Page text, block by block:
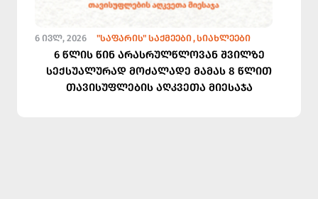
6 ᲘᲕᲚ, 2026 "ᲡᲐᲤᲐᲠᲘᲡ" ᲡᲐᲥᲛᲔᲔᲑᲘ ᲡᲘᲐᲮᲚᲔᲔᲑᲘ
6 წლის წინ არასრულწლოვან შვილზე
სექსუალურად მოძალადე მამას 8 წლით
თავისუფლების აღკვეთა მიესაჯა